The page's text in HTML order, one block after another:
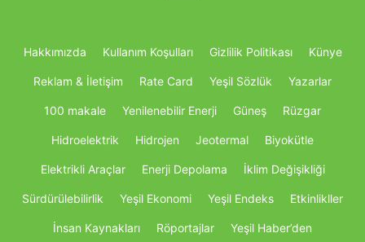
Hakkımızda Kullanım Koşulları Gizlilik Politikası Künye
Reklam & İletişim Rate Card Yeşil Sözlük Yazarlar
100 makale Yenilenebilir Enerji Güneş Rüzgar
Hidroelektrik Hidrojen Jeotermal Biyokütle
Elektrikli Araçlar Enerji Depolama İklim Değişikliği
Sürdürülebilirlik Yeşil Ekonomi Yeşil Endeks Etkinlikller
İnsan Kaynakları Röportajlar Yeşil Haber’den